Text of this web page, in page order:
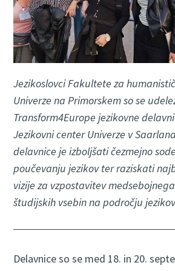
Jezikoslovci Fakultete za
Univerze na Primorskem so se
Transform4Europe jezikovne
Jezikovni center Univerze v
delavnice je izboljšati čezmejno
poučevanju jezikov ter raziskati
vizije za vzpostavitev
študijskih vsebin na področju
Delavnice so se med 18. in 20.